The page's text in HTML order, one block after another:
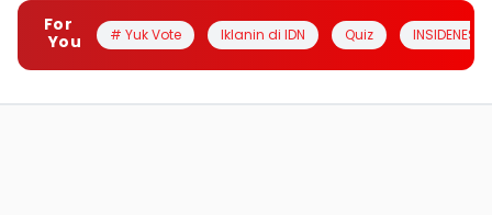
For
You
# Yuk Vote Iklanin di IDN Quiz INSIDENESIA